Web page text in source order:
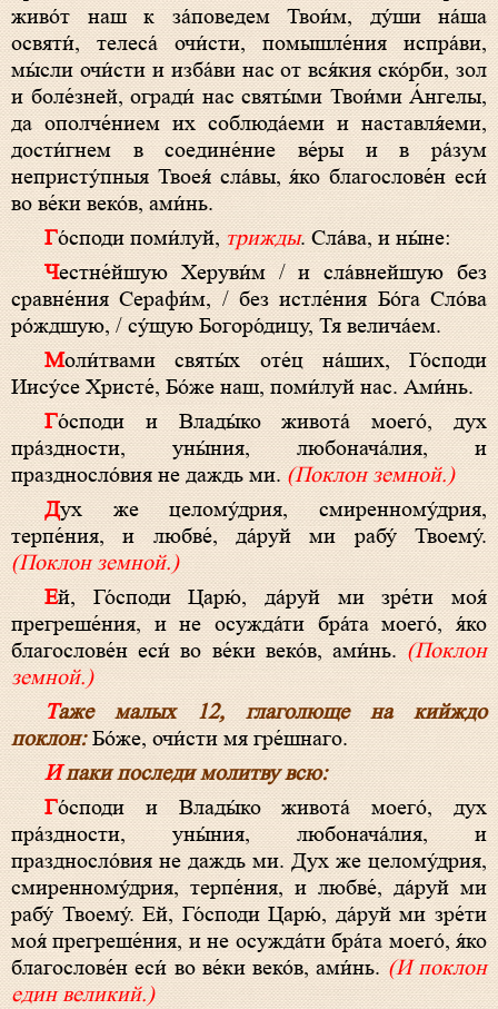
живо́т наш к за́поведем Твои́м, ду́ши на́ша
освяти́, телеса́ очи́сти, помышле́ния испра́ви,
мы́сли очи́сти и изба́ви нас от вся́кия ско́рби, зол
и боле́зней, огради́ нас святы́ми Твои́ми А́нгелы,
да ополче́нием их соблюда́еми и наставля́еми,
дости́гнем в соедине́ние ве́ры и в ра́зум
непристу́пныя Твоея́ сла́вы, я́ко благослове́н еси́
во ве́ки веко́в, ами́нь.
Го́споди поми́луй,трижды. Сла́ва, и ны́не:
Честне́йшую Херуви́м / и сла́внейшую без
сравне́ния Серафи́м, / без истле́ния Бо́га Сло́ва
ро́ждшую, / су́щую Богоро́дицу, Тя велича́ем.
Моли́твами святы́х оте́ц на́ших, Го́споди
Иису́се Христе́, Бо́же наш, поми́луй нас. Ами́нь.
Го́споди и Влады́ко живота́ моего́, дух
пра́здности, уны́ния, любонача́лия, и
праздносло́вия не даждь ми.(Поклон земной.)
Дух же целому́дрия, смиренному́дрия,
терпе́ния, и любве́, да́руй ми рабу́ Твоему́.
(Поклон земной.)
Ей, Го́споди Царю́, да́руй ми зре́ти моя́
прегреше́ния, и не осужда́ти бра́та моего́, я́ко
благослове́н еси́ во ве́ки веко́в, ами́нь.(Поклон
земной.)
Таже малых 12, глаголюще на кийждо
поклон:Бо́же, очи́сти мя гре́шнаго.
И паки последи молитву всю:
Го́споди и Влады́ко живота́ моего́, дух
пра́здности, уны́ния, любонача́лия, и
праздносло́вия не даждь ми. Дух же целому́дрия,
смиренному́дрия, терпе́ния, и любве́, да́руй ми
рабу́ Твоему́. Ей, Го́споди Царю́, да́руй ми зре́ти
моя́ прегреше́ния, и не осужда́ти бра́та моего́, я́ко
благослове́н еси́ во ве́ки веко́в, ами́нь.(И поклон
един великий.)